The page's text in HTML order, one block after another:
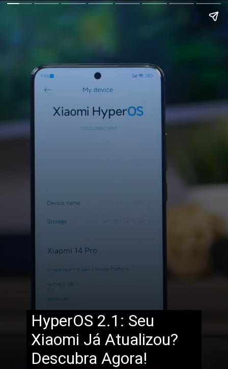
HyperOS 2.1: Seu
Xiaomi Já Atualizou?
Descubra Agora!